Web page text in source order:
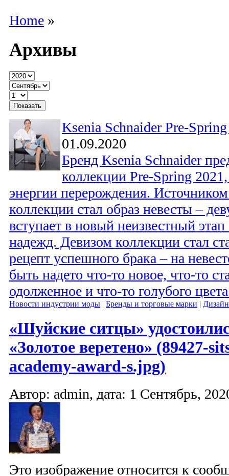
Home »
Архивы
Ksenia Schnaider Pre-
01.09.2020
Бренд Ksenia Schnaider
коллекции Pre-Spring
энергии перерождения.
коллекции стал образ невесты ‒
вступает в новый неизвестный
надежд. Девизом коллекции стал
рецепт успешного брака – на
быть надето что-то новое, что-то
одолженное и что-то голубого
Новости индустрии моды | Бренды и торговые марки |
«Шуйские ситцы»
«Золотое веретено» (89427-
academy-award-s.jpg)
Автор: admin, дата: 1 Сентябрь,
Это изображение относится к